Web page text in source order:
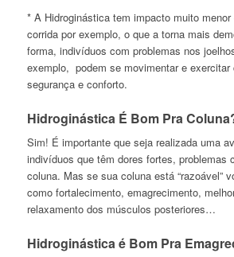
* A Hidroginástica tem impacto muito
corrida por exemplo, o que a torna mais
forma, indivíduos com problemas nos
exemplo, podem se movimentar e exercitar
segurança e conforto.
Hidroginástica É Bom Pra
Sim! É importante que seja realizada uma
indivíduos que têm dores fortes, problemas
coluna. Mas se sua coluna está “razoável”
como fortalecimento, emagrecimento,
relaxamento dos músculos posteriores…
Hidroginástica é Bom Pra